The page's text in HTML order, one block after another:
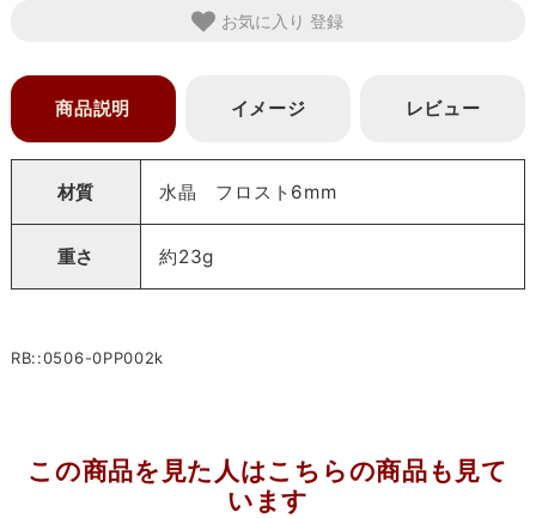
お気に入り
商品説明 イメージ レビュー
材質 水晶 フロスト6mm
重さ 約23g
RB::0506-0PP002k
この商品を見た人はこちらの商品も見て
います